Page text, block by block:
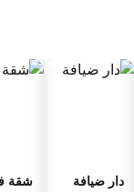
دار ضيافة شقة